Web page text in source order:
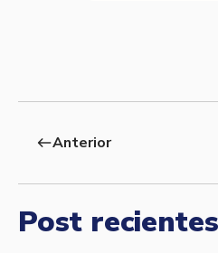
westAnterior
Post recientes